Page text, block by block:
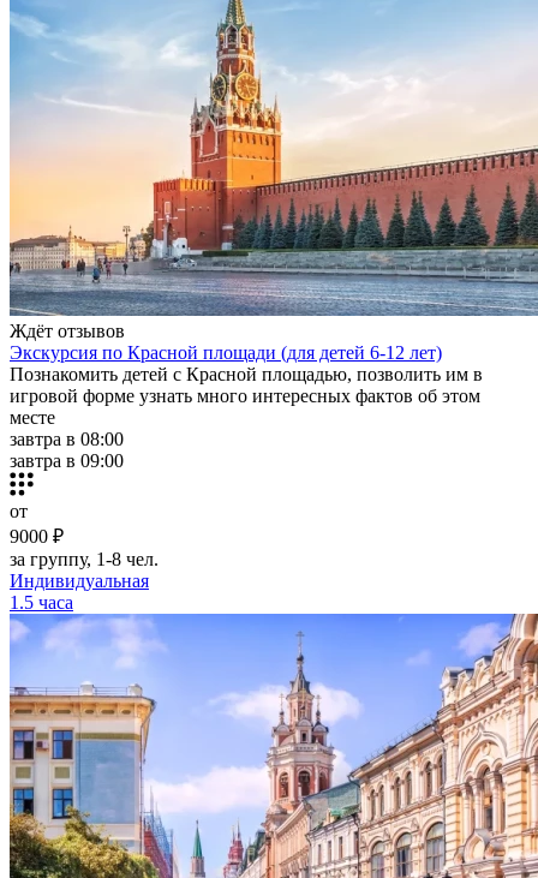
Ждёт отзывов
Экскурсия по Красной площади (для детей 6-12 лет)
Познакомить детей с Красной площадью, позволить им в
игровой форме узнать много интересных фактов об этом
месте
завтра в 08:00
завтра в 09:00
от
9000 ₽
за группу, 1-8 чел.
Индивидуальная
1.5 часа